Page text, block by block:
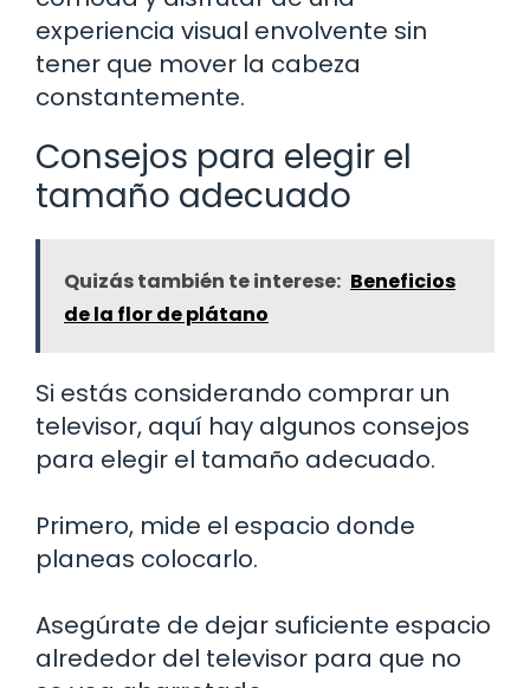
experiencia visual envolvente sin
tener que mover la cabeza
constantemente.
Consejos para elegir el
tamaño adecuado
Quizás también te interese: Beneficios
de la flor de plátano
Si estás considerando comprar un
televisor, aquí hay algunos consejos
para elegir el tamaño adecuado.
Primero, mide el espacio donde
planeas colocarlo.
Asegúrate de dejar suficiente espacio
alrededor del televisor para que no